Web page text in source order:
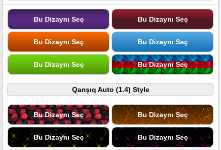
Bu Dizaynı Seç Bu Dizaynı Seç
Bu Dizaynı Seç Bu Dizaynı Seç
Bu Dizaynı Seç Bu Dizaynı Seç
Qarışıq Auto (1.4) Style
Bu Dizaynı Seç Bu Dizaynı Seç
Bu Dizaynı Seç Bu Dizaynı Seç